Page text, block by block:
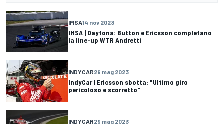
IMSA14 nov 2023
IMSA | Daytona: Button e Ericsson completano
la line-up WTR Andretti
INDYCAR29 mag 2023
IndyCar | Ericsson sbotta: "Ultimo giro
pericoloso e scorretto"
INDYCAR29 mag 2023